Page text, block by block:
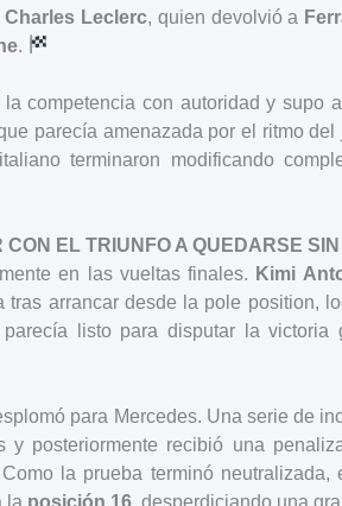
Charles Leclerc, quien devolvió a
.
competencia con autoridad y supo
parecía amenazada por el ritmo del
terminaron modificando
EL TRIUNFO A QUEDARSE
en las vueltas finales. Kimi
tras arrancar desde la pole position,
listo para disputar la victoria
para Mercedes. Una serie de
posteriormente recibió una
la prueba terminó
la posición 16, desperdiciando una